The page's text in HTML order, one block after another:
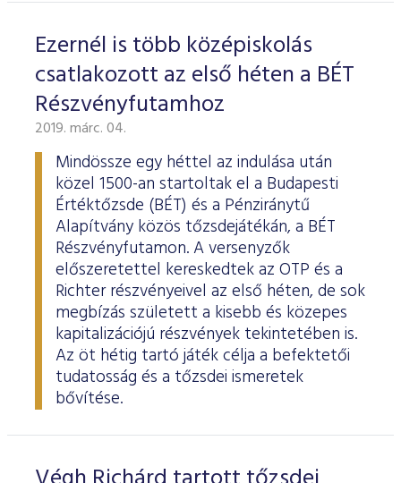
Ezernél is több középiskolás
csatlakozott az első héten a BÉT
Részvényfutamhoz
2019. márc. 04.
Mindössze egy héttel az indulása után
közel 1500-an startoltak el a Budapesti
Értéktőzsde (BÉT) és a Pénziránytű
Alapítvány közös tőzsdejátékán, a BÉT
Részvényfutamon. A versenyzők
előszeretettel kereskedtek az OTP és a
Richter részvényeivel az első héten, de sok
megbízás született a kisebb és közepes
kapitalizációjú részvények tekintetében is.
Az öt hétig tartó játék célja a befektetői
tudatosság és a tőzsdei ismeretek
bővítése.